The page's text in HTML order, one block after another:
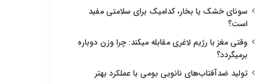
سونای خشک یا بخار، کدامیک برای سلامتی مفید
است؟
وقتی مغز با رژیم لاغری مقابله میکند: چرا وزن دوباره
برمیگردد؟
تولید ضدآفتاب‌های نانویی بومی با عملکرد بهتر